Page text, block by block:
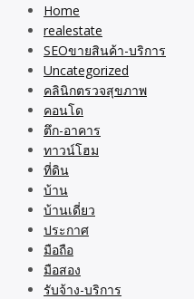
Home
realestate
SEOขายสินค้า-บริการ
Uncategorized
คลินิกตรวจสุขภาพ
คอนโด
ตึก-อาคาร
ทาวน์โฮม
ที่ดิน
บ้าน
บ้านเดี่ยว
ประกาศ
มือถือ
มือสอง
รับจ้าง-บริการ